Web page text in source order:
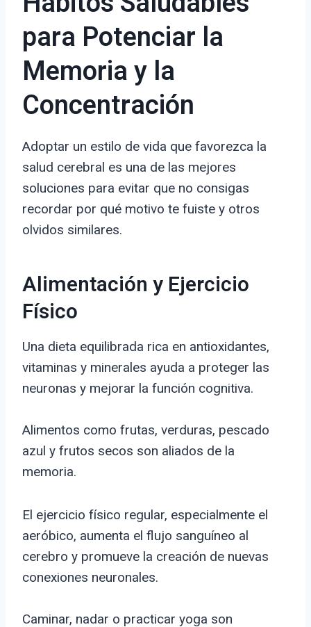
para Potenciar la
Memoria y la
Concentración
Adoptar un estilo de vida que favorezca la
salud cerebral es una de las mejores
soluciones para evitar que no consigas
recordar por qué motivo te fuiste y otros
olvidos similares.
Alimentación y Ejercicio
Físico
Una dieta equilibrada rica en antioxidantes,
vitaminas y minerales ayuda a proteger las
neuronas y mejorar la función cognitiva.
Alimentos como frutas, verduras, pescado
azul y frutos secos son aliados de la
memoria.
El ejercicio físico regular, especialmente el
aeróbico, aumenta el flujo sanguíneo al
cerebro y promueve la creación de nuevas
conexiones neuronales.
Caminar, nadar o practicar yoga son